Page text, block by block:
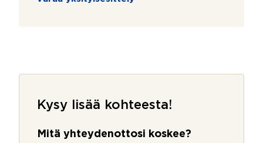
Kysy lisää kohteesta!
Mitä yhteydenottosi koskee?